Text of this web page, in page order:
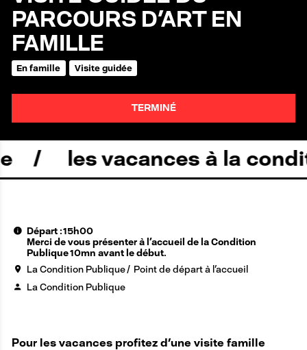
PARCOURS D'ART EN
FAMILLE
En famille Visite guidée
TERMINÉ
les vacances à la
Départ : 15h00
Merci de vous présenter à l'accueil de la Condition
Publique 10mn avant le début.
La Condition Publique
Point de départ à l'accueil
La Condition Publique
Pour les vacances profitez d'une visite famille